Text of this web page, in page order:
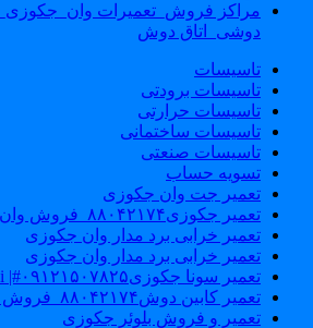
مراکز فروش_تعمیرات
دوشی_اتاق دوش
تاسیسات
تاسیسات برودتی
تاسیسات حرارتی
تاسیسات ساختمانی
تاسیسات صنعتی
تسویه حساب
تعمیر جت وان جکوزی
تعمیر جکوزی۸۸۰۴۲۱۷۴_فروش وان_جکوزی
تعمیر خرابی برد مدار وان جکوزی
تعمیر خرابی برد مدار وان جکوزی
تعمیر سونا جکوزی۰۹۱۲۱۵۰۷۸۲۵#| Sauna | Jacuzzi
تعمیر کابین دوش۸۸۰۴۲۱۷۴_فروش کابین دوش
تعمیر و فروش بلوئر جکوزی